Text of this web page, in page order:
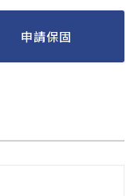
申請保固